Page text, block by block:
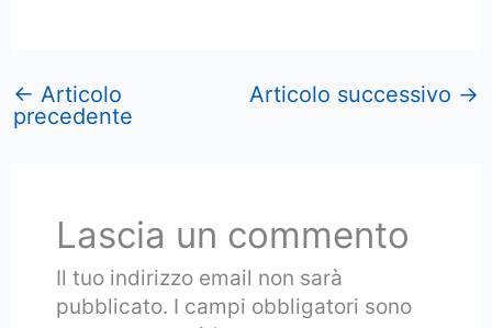
← Articolo
precedente
Articolo successivo →
Lascia un commento
Il tuo indirizzo email non sarà
pubblicato. I campi obbligatori sono